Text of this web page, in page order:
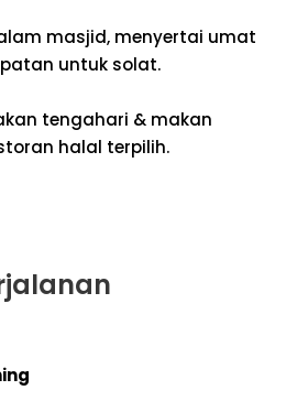
masjid, menyertai umat
untuk solat.
tengahari & makan
halal terpilih.